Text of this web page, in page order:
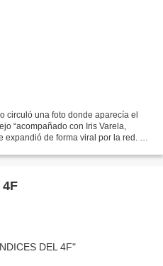
circuló una foto donde aparecía el
“acompañado con Iris Varela,
de forma viral por la red. Se
4F